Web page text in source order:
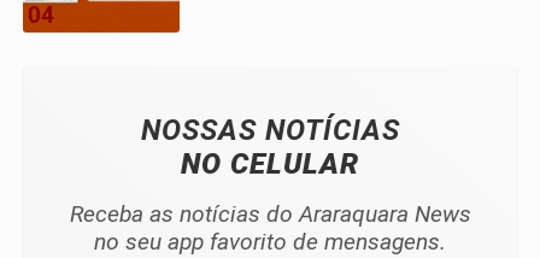
04
NOSSAS NOTÍCIAS
NO CELULAR
Receba as notícias do Araraquara News
no seu app favorito de mensagens.